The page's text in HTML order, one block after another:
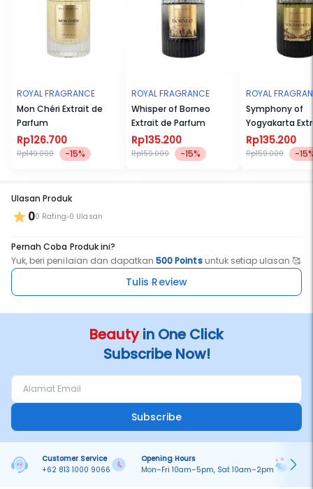
ROYAL FRAGRANCE
Mon Chéri Extrait de
Parfum
Rp126.700
Rp149.000 -15%
ROYAL FRAGRANCE
Whisper of Borneo
Extrait de Parfum
Rp135.200
Rp159.000 -15%
ROYAL
Symphony of
Yogyakarta
Parfum
Rp135.200
Rp159.000 -
Ulasan Produk
00 Rating 0 Ulasan
Pernah Coba Produk ini?
Yuk, beri penilaian dan dapatkan500 Pointsuntuk setiap ulasan 🥰
Tulis Review
Beautyin One Click
Subscribe Now!
Subscribe
Customer Service
+62 813 1000 9066
Opening Hours
Mon–Fri 10am–5pm, Sat 10am–2pm